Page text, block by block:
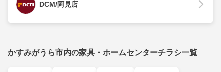
DCM/阿見店
かすみがうら市内の家具・ホームセンターチラシ一覧